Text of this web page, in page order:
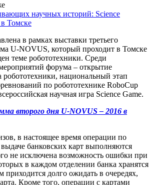
научных историй: Science
Томске
в рамках выставки третьего
U-NOVUS, который проходит в Томске
теме робототехники. Среди
форума – открытие
робототехники, национальный этап
по робототехнике RoboCup
научная игра Science Game.
второго дня U-NOVUS – 2016 в
в настоящее время операции по
банковских карт выполняются
не исключена возможность ошибки при
в каждом отделении банка хранятся
приходится долго ожидать в очередях,
Кроме того, операции с картами